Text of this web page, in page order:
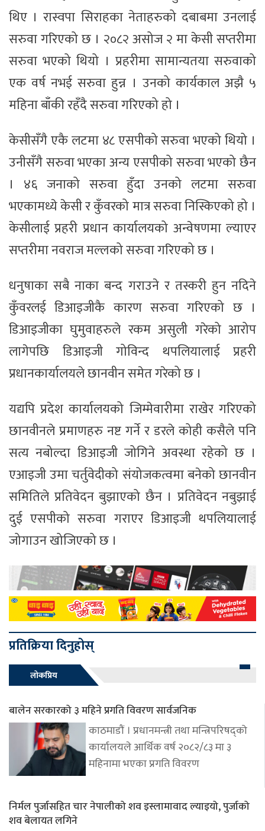
थिए । रास्वपा सिराहका नेताहरुको दबाबमा उनलाई
सरुवा गरिएको छ । २०८२ असोज २ मा केसी सप्तरीमा
सरुवा भएको थियो । प्रहरीमा सामान्यतया सरुवाको
एक वर्ष नभई सरुवा हुन्न । उनको कार्यकाल अझै ५
महिना बाँकी रहँदै सरुवा गरिएको हो ।
केसीसँगै एकै लटमा ४८ एसपीको सरुवा भएको थियो ।
उनीसँगै सरुवा भएका अन्य एसपीको सरुवा भएको छैन
। ४६ जनाको सरुवा हुँदा उनको लटमा सरुवा
भएकामध्ये केसी र कुँवरको मात्र सरुवा निस्किएको हो ।
केसीलाई प्रहरी प्रधान कार्यालयको अन्वेषणमा ल्याएर
सप्तरीमा नवराज मल्लको सरुवा गरिएको छ ।
धनुषाका सबै नाका बन्द गराउने र तस्करी हुन नदिने
कुँवरलई डिआइजीकै कारण सरुवा गरिएको छ ।
डिआइजीका घुमुवाहरुले रकम असुली गरेको आरोप
लागेपछि डिआइजी गोविन्द थपलियालाई प्रहरी
प्रधानकार्यालयले छानवीन समेत गरेको छ ।
यद्यपि प्रदेश कार्यालयको जिम्मेवारीमा राखेर गरिएको
छानवीनले प्रमाणहरु नष्ट गर्ने र डरले कोही कसैले पनि
सत्य नबोल्दा डिआइजी जोगिने अवस्था रहेको छ ।
एआइजी उमा चर्तुवेदीको संयोजकत्वमा बनेको छानवीन
समितिले प्रतिवेदन बुझाएको छैन । प्रतिवेदन नबुझाई
दुई एसपीको सरुवा गराएर डिआइजी थपलियालाई
जोगाउन खोजिएको छ ।
प्रतिक्रिया दिनुहोस्
लोकप्रिय
बालेन सरकारको ३ महिने प्रगति विवरण सार्वजनिक
काठमाडौं । प्रधानमन्त्री तथा मन्त्रिपरिषद्को
कार्यालयले आर्थिक वर्ष २०८२/८३ मा ३
महिनामा भएका प्रगति विवरण
निर्मल पुर्जासहित चार नेपालीको शव इस्लामावाद ल्याइयो, पुर्जाको
शव बेलायत लगिने